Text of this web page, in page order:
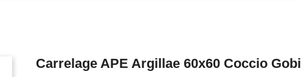
Carrelage APE Argillae 60x60 Coccio Gobi